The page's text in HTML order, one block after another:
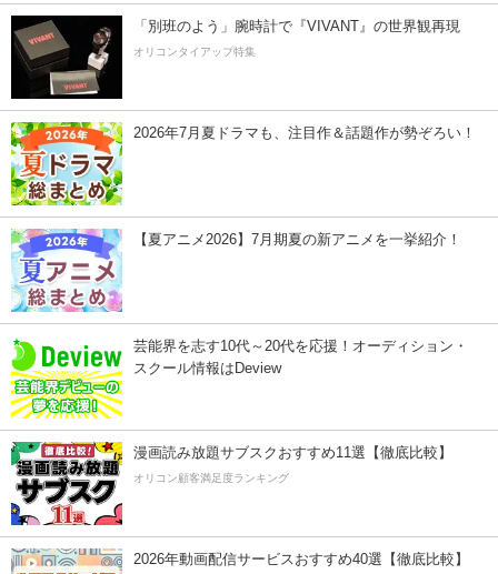
「別班のよう」腕時計で『VIVANT』の世界観再現
オリコンタイアップ特集
2026年7月夏ドラマも、注目作＆話題作が勢ぞろい！
【夏アニメ2026】7月期夏の新アニメを一挙紹介！
芸能界を志す10代～20代を応援！オーディション・
スクール情報はDeview
漫画読み放題サブスクおすすめ11選【徹底比較】
オリコン顧客満足度ランキング
2026年動画配信サービスおすすめ40選【徹底比較】